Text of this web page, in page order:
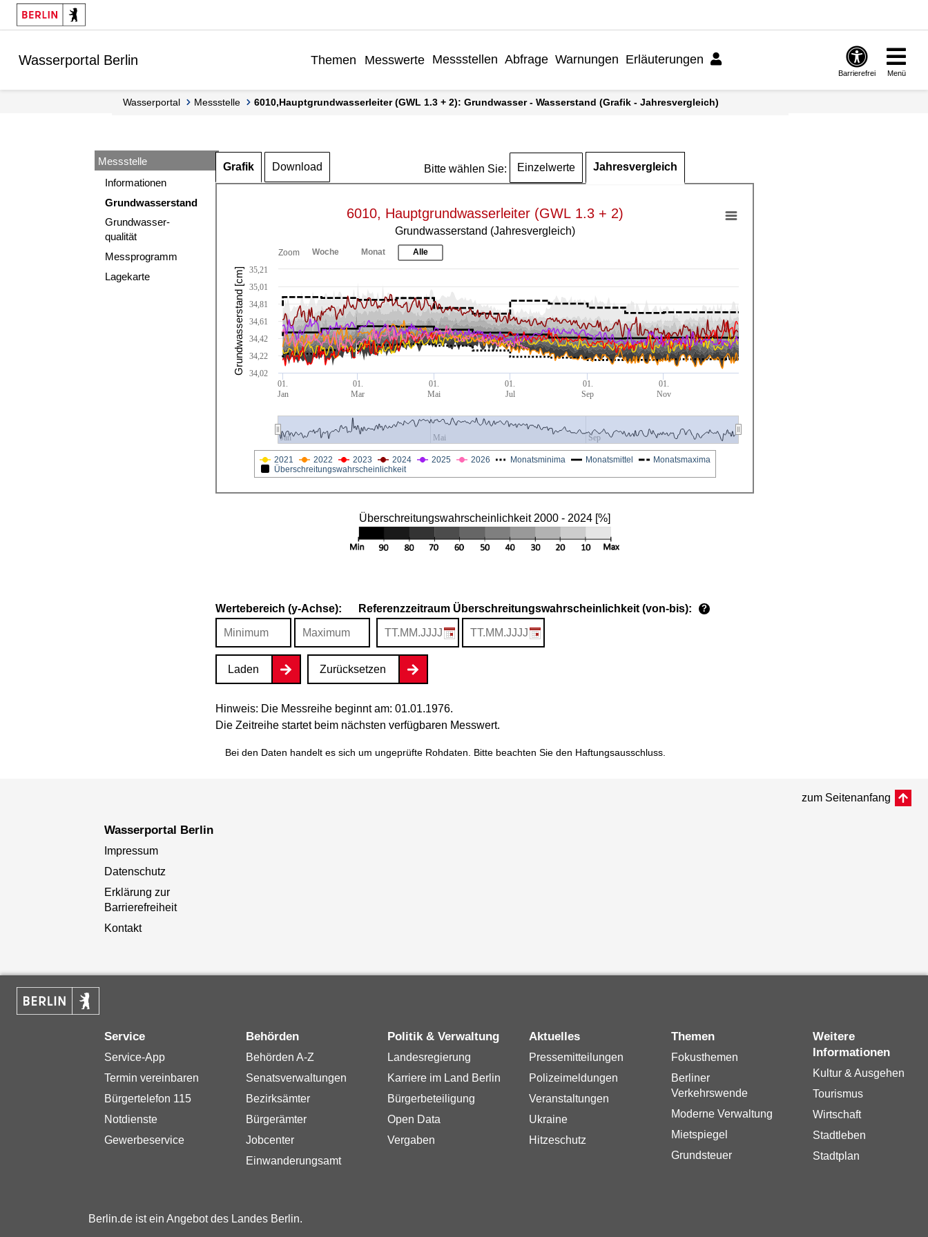
Springe zur Navigation
Springe zum Inhalt
Wasserportal Berlin Themen Messwerte Messstellen Abfrage Warnungen Erläuterungen
Barrierefrei Menü
Wasserportal Messstelle 6010,Hauptgrundwasserleiter (GWL 1.3 + 2): Grundwasser - Wasserstand (Grafik - Jahresvergleich)
Messstelle
Informationen
Grundwasserstand
Grundwasser-
qualität
Messprogramm
Lagekarte
Grafik Download Bitte wählen Sie: Einzelwerte Jahresvergleich
Grundwasserstand [cm]
6010, Hauptgrundwasserleiter (GWL 1.3 + 2)
Grundwasserstand (Jahresvergleich)
01.
Jan
01.
Mar
01.
Mai
01.
Jul
01.
Sep
01.
Nov
Jan Mai Sep
34,02
34,22
34,42
34,61
34,81
35,01
35,21
Zoom Woche Monat Alle
2021 2022 2023 2024 2025 2026 Monatsminima Monatsmittel Monatsmaxima
Überschreitungswahrscheinlichkeit
Überschreitungswahrscheinlichkeit 2000 - 2024 [%]
Wertebereich (y-Achse): Referenzzeitraum Überschreitungswahrscheinlichkeit (von-bis): ?
Laden Zurücksetzen
Hinweis: Die Messreihe beginnt am: 01.01.1976.
Die Zeitreihe startet beim nächsten verfügbaren Messwert.
Bei den Daten handelt es sich um ungeprüfte Rohdaten. Bitte beachten Sie den Haftungsausschluss.
zum Seitenanfang
Wasserportal Berlin
Impressum
Datenschutz
Erklärung zur
Barrierefreiheit
Kontakt
Service
Service-App
Termin vereinbaren
Bürgertelefon 115
Notdienste
Gewerbeservice
Behörden
Behörden A-Z
Senatsverwaltungen
Bezirksämter
Bürgerämter
Jobcenter
Einwanderungsamt
Politik & Verwaltung
Landesregierung
Karriere im Land Berlin
Bürgerbeteiligung
Open Data
Vergaben
Aktuelles
Pressemitteilungen
Polizeimeldungen
Veranstaltungen
Ukraine
Hitzeschutz
Themen
Fokusthemen
Berliner
Verkehrswende
Moderne Verwaltung
Mietspiegel
Grundsteuer
Weitere
Informationen
Kultur & Ausgehen
Tourismus
Wirtschaft
Stadtleben
Stadtplan
Berlin.de ist ein Angebot des Landes Berlin.